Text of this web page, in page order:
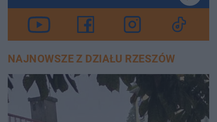
NAJNOWSZE Z DZIAŁU RZESZÓW